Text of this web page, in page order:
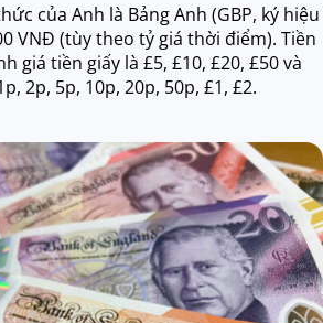
của Anh là Bảng Anh (GBP, ký hiệu
VNĐ (tùy theo tỷ giá thời điểm). Tiền
giá tiền giấy là £5, £10, £20, £50 và
2p, 5p, 10p, 20p, 50p, £1, £2.